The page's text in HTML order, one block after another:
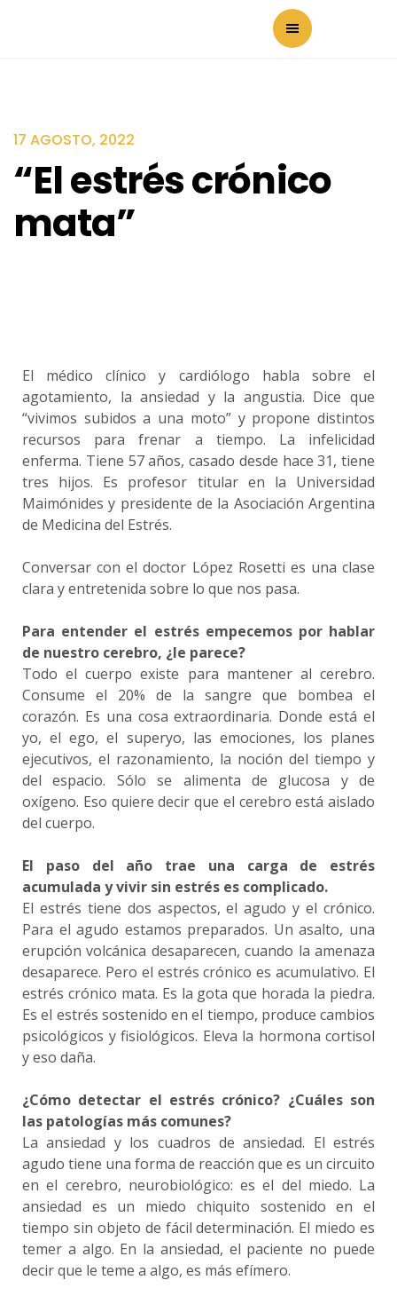
17 AGOSTO, 2022
“El estrés crónico
mata”
El médico clínico y cardiólogo habla sobre el
agotamiento, la ansiedad y la angustia. Dice que
“vivimos subidos a una moto” y propone distintos
recursos para frenar a tiempo. La infelicidad
enferma. Tiene 57 años, casado desde hace 31, tiene
tres hijos. Es profesor titular en la Universidad
Maimónides y presidente de la Asociación Argentina
de Medicina del Estrés.
Conversar con el doctor López Rosetti es una clase
clara y entretenida sobre lo que nos pasa.
Para entender el estrés empecemos por hablar
de nuestro cerebro, ¿le parece?
Todo el cuerpo existe para mantener al cerebro.
Consume el 20% de la sangre que bombea el
corazón. Es una cosa extraordinaria. Donde está el
yo, el ego, el superyo, las emociones, los planes
ejecutivos, el razonamiento, la noción del tiempo y
del espacio. Sólo se alimenta de glucosa y de
oxígeno. Eso quiere decir que el cerebro está aislado
del cuerpo.
El paso del año trae una carga de estrés
acumulada y vivir sin estrés es complicado.
El estrés tiene dos aspectos, el agudo y el crónico.
Para el agudo estamos preparados. Un asalto, una
erupción volcánica desaparecen, cuando la amenaza
desaparece. Pero el estrés crónico es acumulativo. El
estrés crónico mata. Es la gota que horada la piedra.
Es el estrés sostenido en el tiempo, produce cambios
psicológicos y fisiológicos. Eleva la hormona cortisol
y eso daña.
¿Cómo detectar el estrés crónico? ¿Cuáles son
las patologías más comunes?
La ansiedad y los cuadros de ansiedad. El estrés
agudo tiene una forma de reacción que es un circuito
en el cerebro, neurobiológico: es el del miedo. La
ansiedad es un miedo chiquito sostenido en el
tiempo sin objeto de fácil determinación. El miedo es
temer a algo. En la ansiedad, el paciente no puede
decir que le teme a algo, es más efímero.